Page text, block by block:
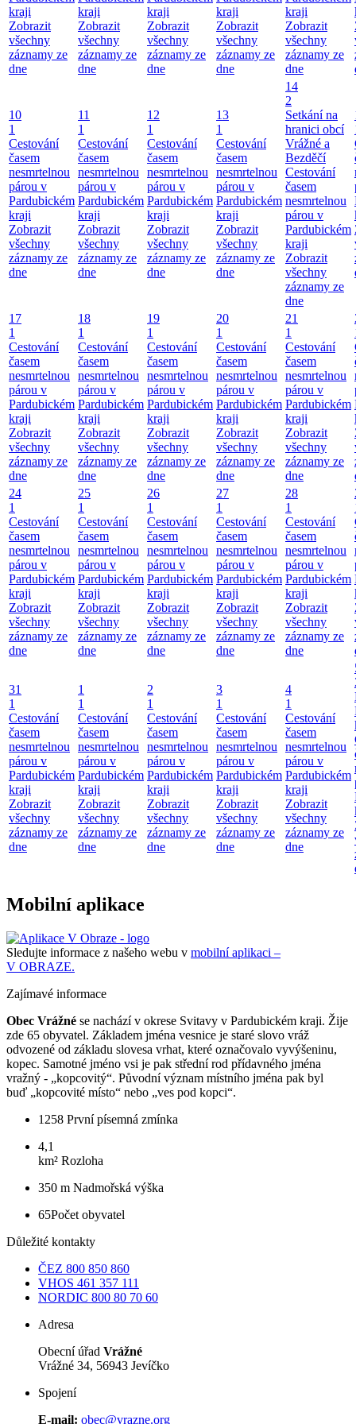
kraji
Zobrazit
všechny
záznamy ze
dne
kraji
Zobrazit
všechny
záznamy ze
dne
kraji
Zobrazit
všechny
záznamy ze
dne
kraji
Zobrazit
všechny
záznamy ze
dne
kraji
Zobrazit
všechny
záznamy ze
dne
10
1
Cestování
časem
nesmrtelnou
párou v
Pardubickém
kraji
Zobrazit
všechny
záznamy ze
dne
11
1
Cestování
časem
nesmrtelnou
párou v
Pardubickém
kraji
Zobrazit
všechny
záznamy ze
dne
12
1
Cestování
časem
nesmrtelnou
párou v
Pardubickém
kraji
Zobrazit
všechny
záznamy ze
dne
13
1
Cestování
časem
nesmrtelnou
párou v
Pardubickém
kraji
Zobrazit
všechny
záznamy ze
dne
14
2
Setkání na
hranici obcí
Vrážné a
Bezděčí
Cestování
časem
nesmrtelnou
párou v
Pardubickém
kraji
Zobrazit
všechny
záznamy ze
dne
17
1
Cestování
časem
nesmrtelnou
párou v
Pardubickém
kraji
Zobrazit
všechny
záznamy ze
dne
18
1
Cestování
časem
nesmrtelnou
párou v
Pardubickém
kraji
Zobrazit
všechny
záznamy ze
dne
19
1
Cestování
časem
nesmrtelnou
párou v
Pardubickém
kraji
Zobrazit
všechny
záznamy ze
dne
20
1
Cestování
časem
nesmrtelnou
párou v
Pardubickém
kraji
Zobrazit
všechny
záznamy ze
dne
21
1
Cestování
časem
nesmrtelnou
párou v
Pardubickém
kraji
Zobrazit
všechny
záznamy ze
dne
24
1
Cestování
časem
nesmrtelnou
párou v
Pardubickém
kraji
Zobrazit
všechny
záznamy ze
dne
25
1
Cestování
časem
nesmrtelnou
párou v
Pardubickém
kraji
Zobrazit
všechny
záznamy ze
dne
26
1
Cestování
časem
nesmrtelnou
párou v
Pardubickém
kraji
Zobrazit
všechny
záznamy ze
dne
27
1
Cestování
časem
nesmrtelnou
párou v
Pardubickém
kraji
Zobrazit
všechny
záznamy ze
dne
28
1
Cestování
časem
nesmrtelnou
párou v
Pardubickém
kraji
Zobrazit
všechny
záznamy ze
dne
31
1
Cestování
časem
nesmrtelnou
párou v
Pardubickém
kraji
Zobrazit
všechny
záznamy ze
dne
1
1
Cestování
časem
nesmrtelnou
párou v
Pardubickém
kraji
Zobrazit
všechny
záznamy ze
dne
2
1
Cestování
časem
nesmrtelnou
párou v
Pardubickém
kraji
Zobrazit
všechny
záznamy ze
dne
3
1
Cestování
časem
nesmrtelnou
párou v
Pardubickém
kraji
Zobrazit
všechny
záznamy ze
dne
4
1
Cestování
časem
nesmrtelnou
párou v
Pardubickém
kraji
Zobrazit
všechny
záznamy ze
dne
Mobilní aplikace
Sledujte informace z našeho webu v mobilní aplikaci –
V OBRAZE.
Zajímavé informace
Obec Vrážné se nachází v okrese Svitavy v Pardubickém kraji. Žije
zde 65 obyvatel. Základem jména vesnice je staré slovo vráž
odvozené od základu slovesa vrhat, které označovalo vyvýšeninu,
kopec. Samotné jméno vsi je pak střední rod přídavného jména
vražný - „kopcovitý“. Původní význam místního jména pak byl
buď „kopcovité místo“ nebo „ves pod kopci“.
1258 První písemná zmínka
4,1
km² Rozloha
350 m Nadmořská výška
65Počet obyvatel
Důležité kontakty
ČEZ 800 850 860
VHOS 461 357 111
NORDIC 800 80 70 60
Adresa
Obecní úřad Vrážné
Vrážné 34, 56943 Jevíčko
Spojení
E-mail: obec@vrazne.org